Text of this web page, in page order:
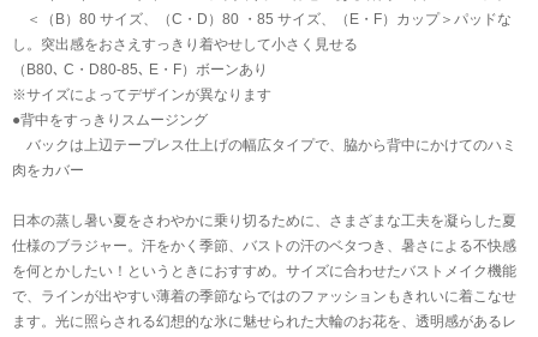
＜（B）80 サイズ、（C・D）80 ・85 サイズ、（E・F）カップ＞パッドな
し。突出感をおさえすっきり着やせして小さく見せる
（B80､ C・D80-85､ E・F）ボーンあり
※サイズによってデザインが異なります
●背中をすっきりスムージング
バックは上辺テープレス仕上げの幅広タイプで、脇から背中にかけてのハミ
肉をカバー
日本の蒸し暑い夏をさわやかに乗り切るために、さまざまな工夫を凝らした夏
仕様のブラジャー。汗をかく季節、バストの汗のベタつき、暑さによる不快感
を何とかしたい！というときにおすすめ。サイズに合わせたバストメイク機能
で、ラインが出やすい薄着の季節ならではのファッションもきれいに着こなせ
ます。光に照らされる幻想的な氷に魅せられた大輪のお花を、透明感があるレ